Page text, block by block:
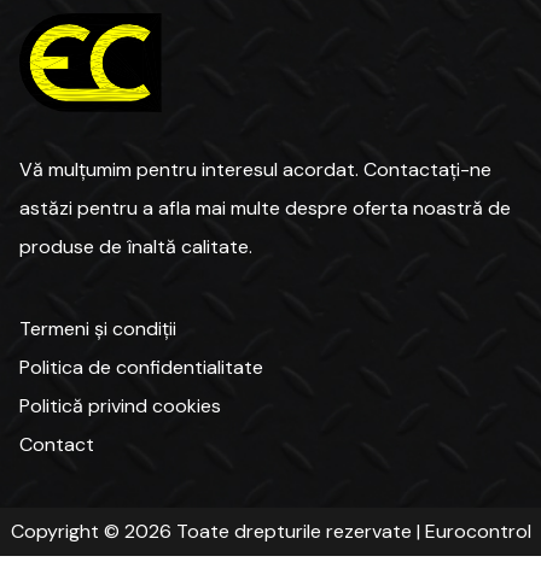
Vă mulțumim pentru interesul acordat. Contactați-ne
astăzi pentru a afla mai multe despre oferta noastră de
Termeni și condiții
Politica de confidentialitate
Politică privind cookies
Contact
Copyright © 2026 Toate drepturile rezervate | Eurocontrol